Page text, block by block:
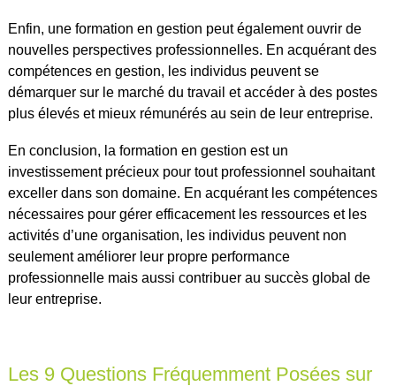
Enfin, une formation en gestion peut également ouvrir de
nouvelles perspectives professionnelles. En acquérant des
compétences en gestion, les individus peuvent se
démarquer sur le marché du travail et accéder à des postes
plus élevés et mieux rémunérés au sein de leur entreprise.
En conclusion, la formation en gestion est un
investissement précieux pour tout professionnel souhaitant
exceller dans son domaine. En acquérant les compétences
nécessaires pour gérer efficacement les ressources et les
activités d’une organisation, les individus peuvent non
seulement améliorer leur propre performance
professionnelle mais aussi contribuer au succès global de
leur entreprise.
Les 9 Questions Fréquemment Posées sur